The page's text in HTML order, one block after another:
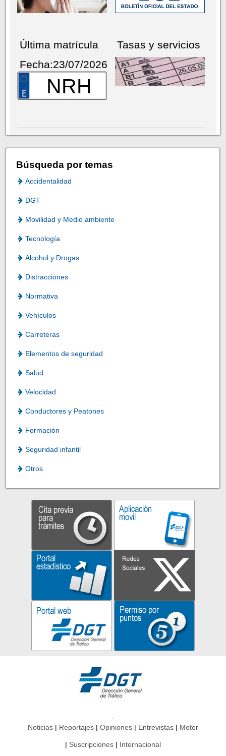
Última matrícula
Fecha:23/07/2026
NRH
Tasas y servicios
Búsqueda por temas
Accidentalidad
DGT
Movilidad y Medio ambiente
Tecnología
Alcohol y Drogas
Distracciones
Normativa
Vehículos
Carreteras
Elementos de seguridad
Salud
Velocidad
Conductores y Peatones
Formación
Seguridad infantil
Otros
Noticias Reportajes Opiniones Entrevistas Motor
Suscripciones Internacional